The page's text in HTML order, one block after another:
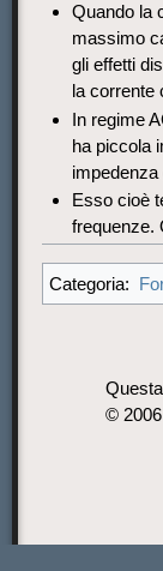
Quando la
massimo
gli effetti
la corrente
In regime
ha piccola
impedenza
Esso cioè
frequenze.
Categoria:
©